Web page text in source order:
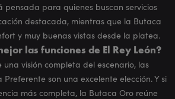
pensada para quienes buscan servicios
destacada, mientras que la Butaca
y muy buenas vistas desde la platea.
las funciones de El Rey León?
visión completa del escenario, las
son una excelente elección. Y si
más completa, la Butaca Oro reúne